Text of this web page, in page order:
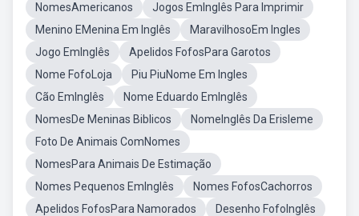
NomesAmericanos
Jogos EmInglês Para Imprimir
Menino EMenina Em Inglês
MaravilhosoEm Ingles
Jogo EmInglês
Apelidos FofosPara Garotos
Nome FofoLoja
Piu PiuNome Em Ingles
Cão EmInglês
Nome Eduardo EmInglês
NomesDe Meninas Biblicos
NomeInglês Da Erisleme
Foto De Animais ComNomes
NomesPara Animais De Estimação
Nomes Pequenos EmInglês
Nomes FofosCachorros
Apelidos FofosPara Namorados
Desenho FofoInglês